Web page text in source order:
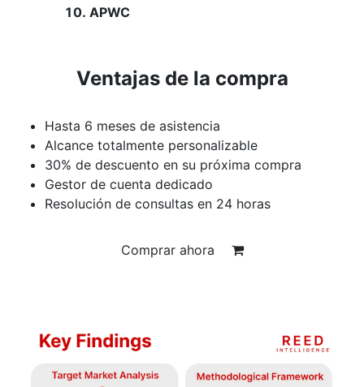
APWC
Ventajas de la compra
Hasta 6 meses de asistencia
Alcance totalmente personalizable
30% de descuento en su próxima compra
Gestor de cuenta dedicado
Resolución de consultas en 24 horas
Comprar ahora